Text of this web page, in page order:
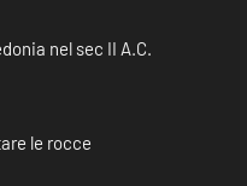
nel sec II A.C.
le rocce